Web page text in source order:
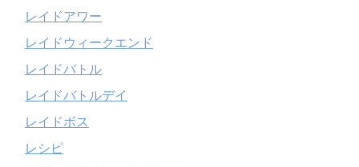
レイドアワー
レイドウィークエンド
レイドバトル
レイドバトルデイ
レイドボス
レシピ